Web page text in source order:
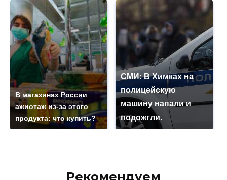
В магазинах России
ажиотаж из-за этого
продукта: что купить?
СМИ: В Химках на
полицейскую
машину напали и
подожгли.
Рекомендуем